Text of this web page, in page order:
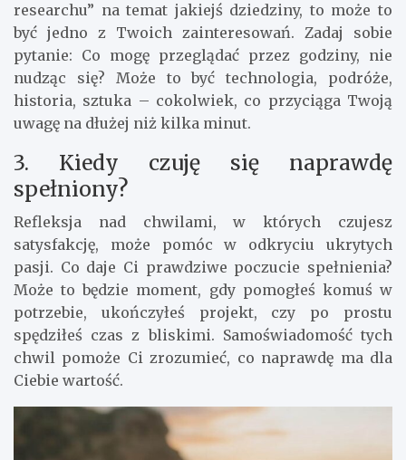
researchu” na temat jakiejś dziedziny, to może to
być jedno z Twoich zainteresowań. Zadaj sobie
pytanie: Co mogę przeglądać przez godziny, nie
nudząc się? Może to być technologia, podróże,
historia, sztuka – cokolwiek, co przyciąga Twoją
uwagę na dłużej niż kilka minut.
3. Kiedy czuję się naprawdę
spełniony?
Refleksja nad chwilami, w których czujesz
satysfakcję, może pomóc w odkryciu ukrytych
pasji. Co daje Ci prawdziwe poczucie spełnienia?
Może to będzie moment, gdy pomogłeś komuś w
potrzebie, ukończyłeś projekt, czy po prostu
spędziłeś czas z bliskimi. Samoświadomość tych
chwil pomoże Ci zrozumieć, co naprawdę ma dla
Ciebie wartość.